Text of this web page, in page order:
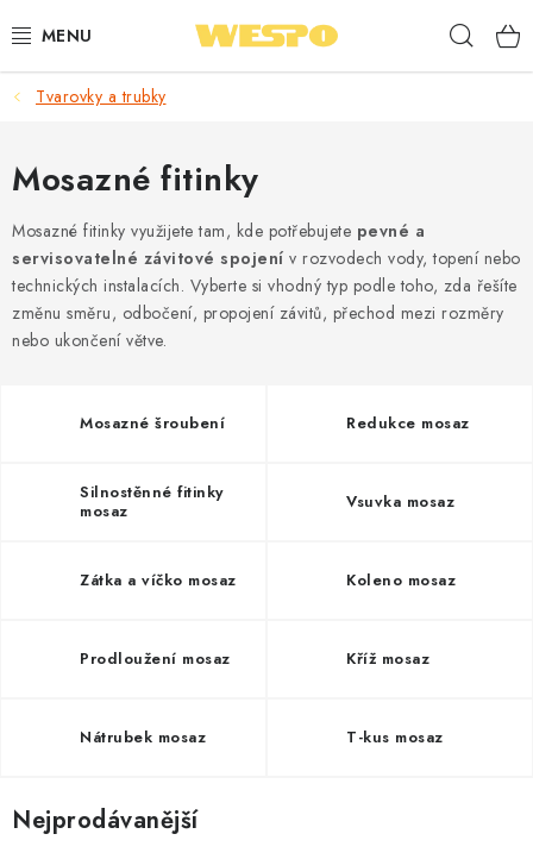
na
ARMATURY PRO TOPENÍ A VODU
TOPENÍ A OHŘEV VODY
TVAROVKY A TRUBKY
VODOINSTALACE
NÁŘADÍ
⭐ NEJLÉPE HODNOCENÉ
🏆 WESPO BONUS
Tvarovky a trubky
Mosazné fitinky
Mosazné fitinky využijete tam, kde potřebujete pevné a
servisovatelné závitové spojení v rozvodech vody, topení nebo
technických instalacích. Vyberte si vhodný typ podle toho, zda řešíte
změnu směru, odbočení, propojení závitů, přechod mezi rozměry
nebo ukončení větve.
Mosazné šroubení Redukce mosaz
Silnostěnné fitinky
mosaz
Vsuvka mosaz
Zátka a víčko mosaz Koleno mosaz
Prodloužení mosaz Kříž mosaz
Nátrubek mosaz T-kus mosaz
Nejprodávanější